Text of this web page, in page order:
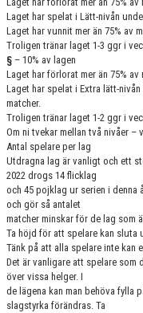
Laget har spelat i Lätt-nivån
Laget har vunnit mer än 75% av
Troligen tränar laget 1-3 ggr i
§ – 10% av lagen
Laget har förlorat mer än 75%
Laget har spelat i Extra lätt-
matcher.
Troligen tränar laget 1-2 ggr i
Om ni tvekar mellan två nivåer –
Antal spelare per lag
Utdragna lag är vanligt och ett
2022 drogs 14 flicklag
och 45 pojklag ur serien i denna
och gör så antalet
matcher minskar för de lag som
Ta höjd för att spelare kan sluta
Tänk på att alla spelare inte kan
Det är vanligare att spelare som
över vissa helger. I
de lägena kan man behöva fylla
slagstyrka förändras. Ta